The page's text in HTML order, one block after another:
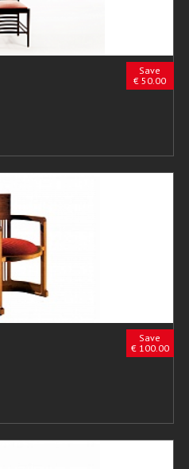
Save
€ 50.00
Save
€ 100.00